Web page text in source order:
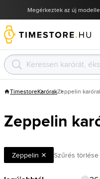
Megérkeztek az új
TimestoreKarórakZeppelin
Zeppelin
Zeppelin Szűrés törlése